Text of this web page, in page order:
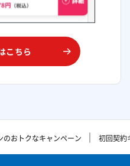
こちら
のおトクなキャンペーン ｜ 初回契約